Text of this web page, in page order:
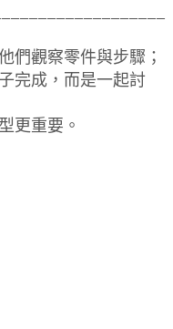
們觀察零件與步驟；
完成，而是一起討
更重要。